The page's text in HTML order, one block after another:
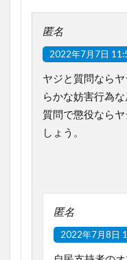
匿名
2022年7月7日
ヤジと質問なら
らかな妨害行為な
質問で懲役なら
しょう。
匿名
2022年7月8日